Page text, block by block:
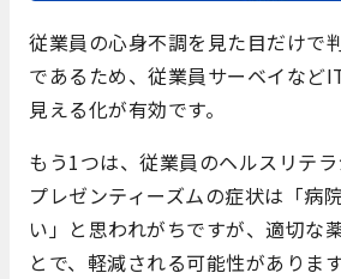
従業員の心身不調を見た目だけで
であるため、従業員サーベイなど
見える化が有効です。
もう1つは、従業員のヘルスリテラ
プレゼンティーズムの症状は「病
い」と思われがちですが、適切な
とで、軽減される可能性があります